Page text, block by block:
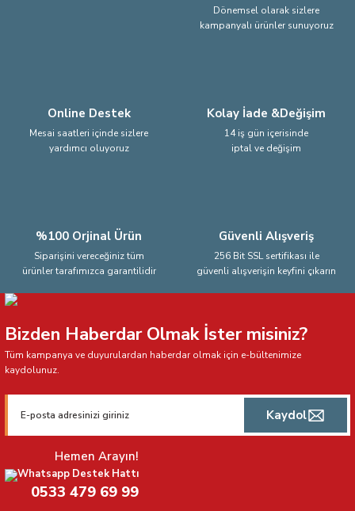
Dönemsel olarak sizlere
kampanyalı ürünler sunuyoruz
Online Destek
Mesai saatleri içinde sizlere
yardımcı oluyoruz
Kolay İade &Değişim
14 iş gün içerisinde
iptal ve değişim
%100 Orjinal Ürün
Siparişini vereceğiniz tüm
ürünler tarafımızca garantilidir
Güvenli Alışveriş
256 Bit SSL sertifikası ile
güvenli alışverişin keyfini çıkarın
Bizden Haberdar Olmak İster misiniz?
Tüm kampanya ve duyurulardan haberdar olmak için e-bültenimize
kaydolunuz.
Kaydol
Hemen Arayın!
Whatsapp Destek Hattı
0533 479 69 99